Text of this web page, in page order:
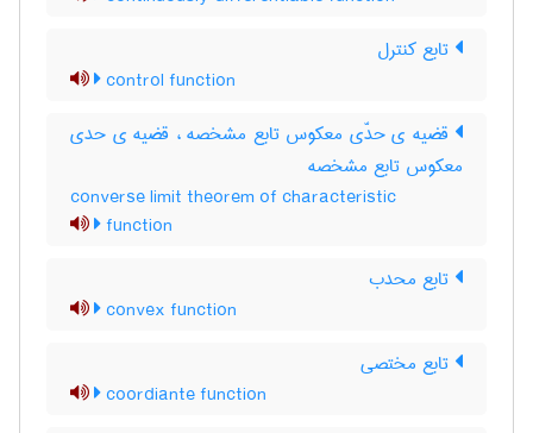
تابع کنترل
control function
قضیه ی حدّی معکوس تابع مشخصه ، قضیه ی حدی
معکوس تابع مشخصه
converse limit theorem of characteristic
function
تابع محدب
convex function
تابع مختصی
coordiante function